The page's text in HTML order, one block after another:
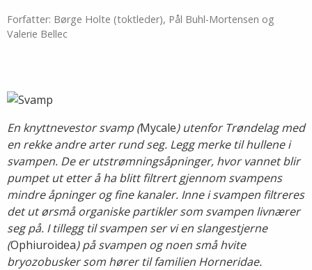
Forfatter: Børge Holte (toktleder), Pål Buhl-Mortensen og
Valerie Bellec
En knyttnevestor svamp (Mycale) utenfor Trøndelag med
en rekke andre arter rund seg. Legg merke til hullene i
svampen. De er utstrømningsåpninger, hvor vannet blir
pumpet ut etter å ha blitt filtrert gjennom svampens
mindre åpninger og fine kanaler. Inne i svampen filtreres
det ut ørsmå organiske partikler som svampen livnærer
seg på. I tillegg til svampen ser vi en slangestjerne
(Ophiuroidea) på svampen og noen små hvite
bryozobusker som hører til familien Horneridae.